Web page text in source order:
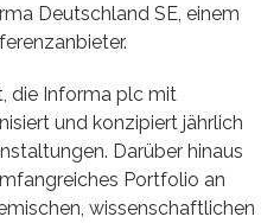
Deutschland SE, einem
die Informa plc mit
und konzipiert jährlich
Darüber hinaus
Portfolio an
wissenschaftlichen